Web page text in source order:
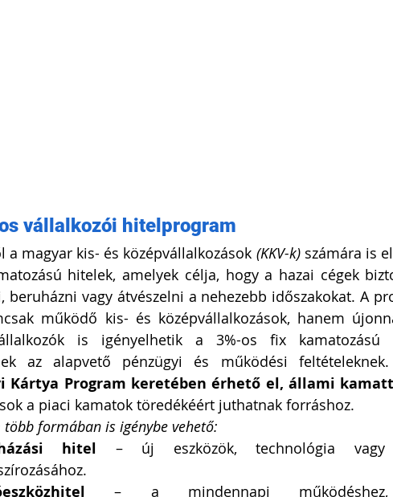
vállalkozói hitelprogram
a magyar kis- és középvállalkozások (KKV-k) számára is
hitelek, amelyek célja, hogy a hazai cégek
beruházni vagy átvészelni a nehezebb időszakokat. A
működő kis- és középvállalkozások, hanem
is igényelhetik a 3%-os fix kamatozású
az alapvető pénzügyi és működési feltételeknek.
Kártya Program keretében érhető el, állami
a piaci kamatok töredékéért juthatnak forráshoz.
formában is igénybe vehető:
hitel – új eszközök, technológia vagy
– a mindennapi